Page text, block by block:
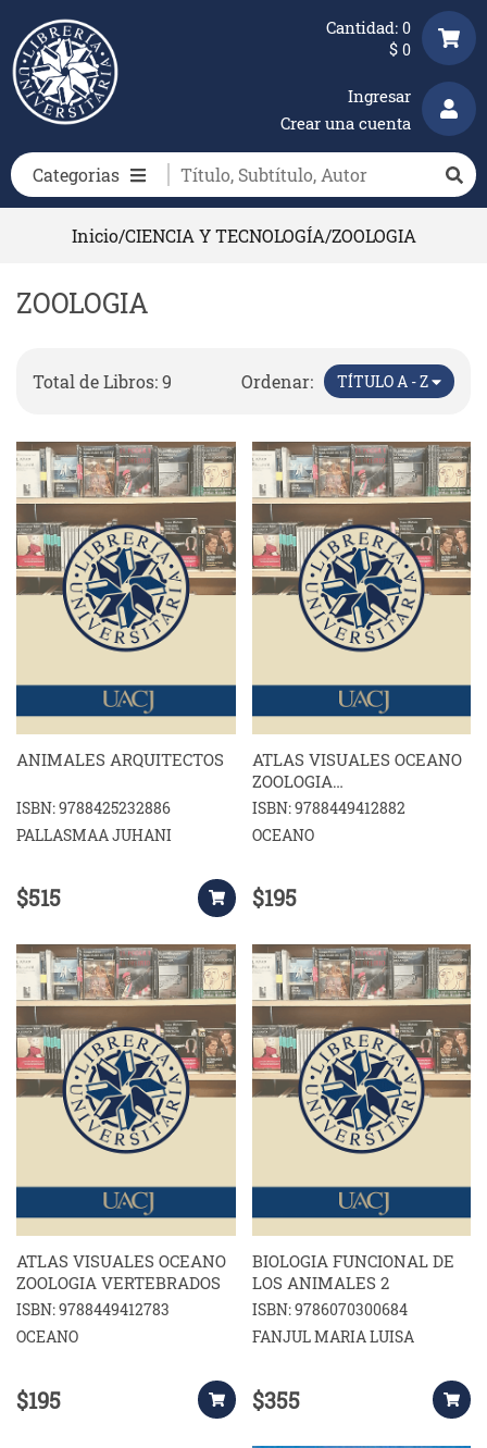
Categorias
Ingresar
Crear una cuenta
Cantidad: 0
$ 0
Inicio/CIENCIA Y TECNOLOGÍA/ZOOLOGIA
ZOOLOGIA
Total de Libros: 9 Ordenar: TÍTULO A - Z
ANIMALES ARQUITECTOS
ISBN: 9788425232886
PALLASMAA JUHANI
$515
ATLAS VISUALES OCEANO
ZOOLOGIA
INVERTEBRADOS
ISBN: 9788449412882
OCEANO
$195
ATLAS VISUALES OCEANO
ZOOLOGIA VERTEBRADOS
ISBN: 9788449412783
OCEANO
$195
BIOLOGIA FUNCIONAL DE
LOS ANIMALES 2
ISBN: 9786070300684
FANJUL MARIA LUISA
$355